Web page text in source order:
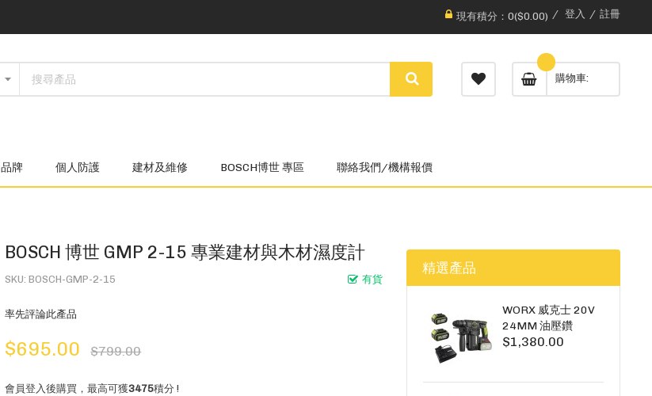
現有積分：0($0.00) 登入 註冊
購物車
品牌 個人防護 建材及維修 BOSCH博世 專區 聯絡我們/機構報價
BOSCH 博世 GMP 2-15 專業建材與木材濕度計
有貨
SKU BOSCH-GMP-2-15
率先評論此產品
$695.00 $799.00
會員登入後購買，最高可獲3475積分 !
精選產品
WORX 威克士 20V
24MM 油壓鑽
WU385.3（雙5A電
$1,380.00